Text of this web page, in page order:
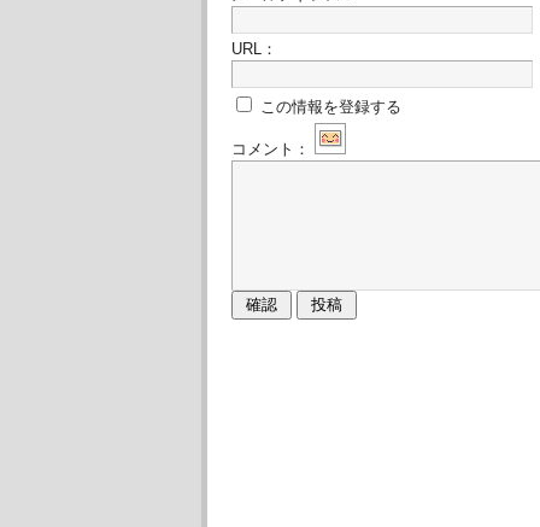
URL：
この情報を登録する
コメント：